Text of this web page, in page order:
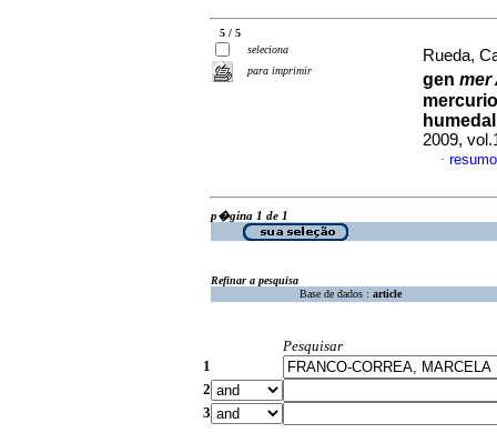
5 / 5
seleciona
para imprimir
Rueda,
gen mer
2009,
·
p�gina 1 de 1
Refinar a pesquisa
Base de dados : article
Pesquisar
1
2
3